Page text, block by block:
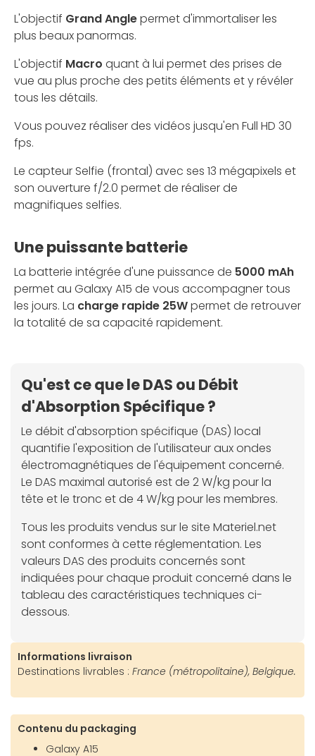
L'objectif Grand Anglepermet d'immortaliser les
plus beaux panormas.
L'objectif Macro quant à lui permet des prises de
vue au plus proche des petits éléments et y révéler
tous les détails.
Vous pouvez réaliser des vidéos jusqu'en Full HD 30
fps.
Le capteur Selfie (frontal) avec ses 13 mégapixels et
son ouverture f/2.0 permet de réaliser de
magnifiques selfies.
Une puissante batterie
La batterie intégrée d'une puissance de 5000 mAh
permet au Galaxy A15 de vous accompagner tous
les jours. La charge rapide 25Wpermet de retrouver
la totalité de sa capacité rapidement.
Qu'est ce que le DAS ou Débit
d'Absorption Spécifique ?
Le débit d'absorption spécifique (DAS) local
quantifie l'exposition de l'utilisateur aux ondes
électromagnétiques de l'équipement concerné.
Le DAS maximal autorisé est de 2 W/kg pour la
tête et le tronc et de 4 W/kg pour les membres.
Tous les produits vendus sur le site Materiel.net
sont conformes à cette réglementation. Les
valeurs DAS des produits concernés sont
indiquées pour chaque produit concerné dans le
tableau des caractéristiques techniques ci-
dessous.
Informations livraison
Destinations livrables : France (métropolitaine), Belgique.
Contenu du packaging
Galaxy A15